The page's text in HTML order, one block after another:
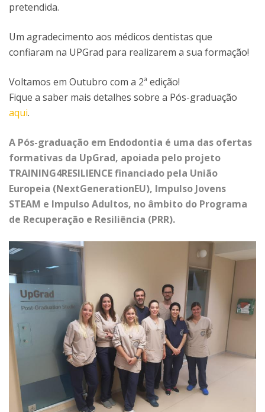
pretendida.
Um agradecimento aos médicos dentistas que
confiaram na UPGrad para realizarem a sua formação!
Voltamos em Outubro com a 2ª edição!
Fique a saber mais detalhes sobre a Pós-graduação
aqui.
A Pós-graduação em Endodontia é uma das ofertas
formativas da UpGrad, apoiada pelo projeto
TRAINING4RESILIENCE financiado pela União
Europeia (NextGenerationEU), Impulso Jovens
STEAM e Impulso Adultos, no âmbito do Programa
de Recuperação e Resiliência (PRR).